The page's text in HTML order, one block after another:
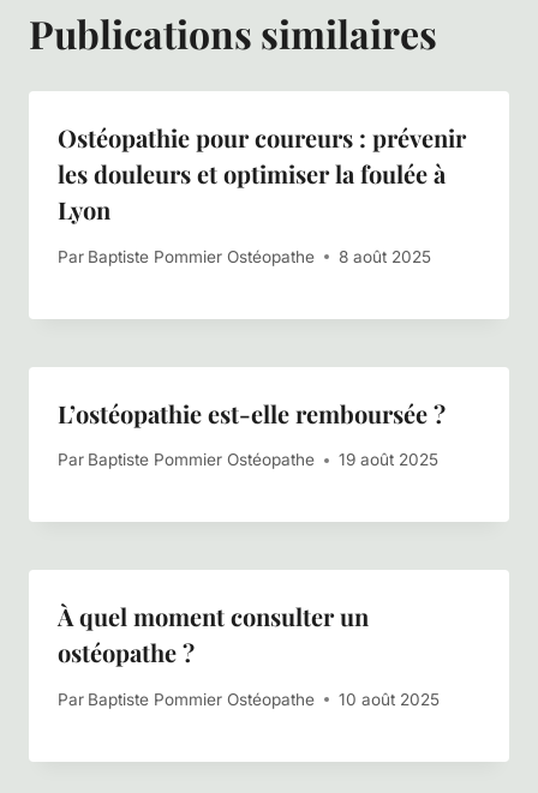
Publications similaires
Ostéopathie pour coureurs : prévenir
les douleurs et optimiser la foulée à
Lyon
Par Baptiste Pommier Ostéopathe 8 août 2025
L’ostéopathie est-elle remboursée ?
Par Baptiste Pommier Ostéopathe 19 août 2025
À quel moment consulter un
ostéopathe ?
Par Baptiste Pommier Ostéopathe 10 août 2025